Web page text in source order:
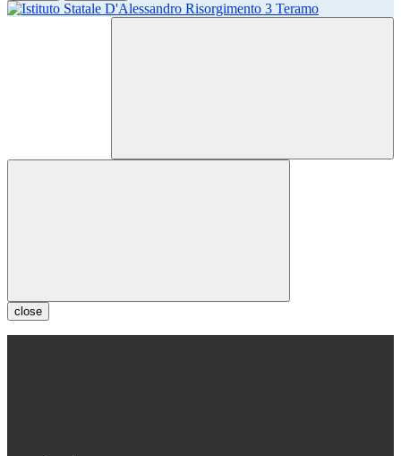
close